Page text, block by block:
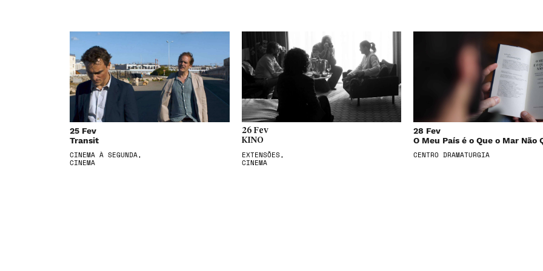
25 Fev
Transit
CINEMA À SEGUNDA,
CINEMA
26 Fev
KINO
EXTENSÕES,
CINEMA
28 Fev
O Meu País é o Que o Mar Não
CENTRO DRAMATURGIA